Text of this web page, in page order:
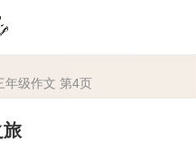
年级作文 第4页
旅